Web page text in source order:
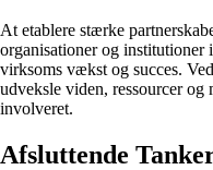
At etablere stærke
organisationer og
virksoms vækst og succes.
udveksle viden, ressourcer og
involveret.
Afsluttende